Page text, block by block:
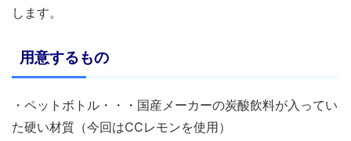
します。
用意するもの
・ペットボトル・・・国産メーカーの炭酸飲料が入ってい
た硬い材質（今回はCCレモンを使用）